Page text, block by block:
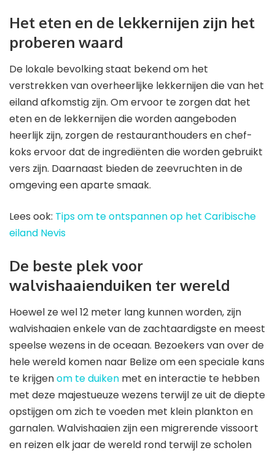
Het eten en de lekkernijen zijn het
proberen waard
De lokale bevolking staat bekend om het
verstrekken van overheerlijke lekkernijen die van het
eiland afkomstig zijn. Om ervoor te zorgen dat het
eten en de lekkernijen die worden aangeboden
heerlijk zijn, zorgen de restauranthouders en chef-
koks ervoor dat de ingrediënten die worden gebruikt
vers zijn. Daarnaast bieden de zeevruchten in de
omgeving een aparte smaak.
Lees ook: Tips om te ontspannen op het Caribische
eiland Nevis
De beste plek voor
walvishaaienduiken ter wereld
Hoewel ze wel 12 meter lang kunnen worden, zijn
walvishaaien enkele van de zachtaardigste en meest
speelse wezens in de oceaan. Bezoekers van over de
hele wereld komen naar Belize om een ​​speciale kans
te krijgenom te duiken met en interactie te hebben
met deze majestueuze wezens terwijl ze uit de diepte
opstijgen om zich te voeden met klein plankton en
garnalen. Walvishaaien zijn een migrerende vissoort
en reizen elk jaar de wereld rond terwijl ze scholen